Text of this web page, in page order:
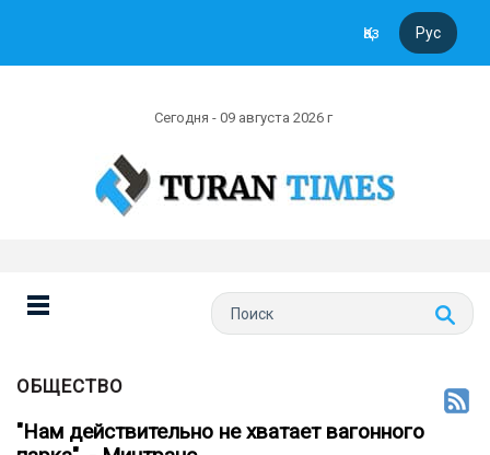
Қаз Рус
Сегодня - 09 августа 2026 г
ОБЩЕСТВО
"Нам действительно не хватает вагонного